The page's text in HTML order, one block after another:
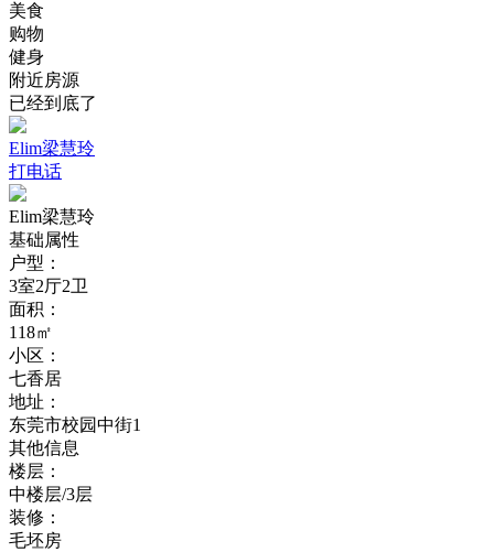
美食
购物
健身
附近房源
已经到底了
Elim梁慧玲
打电话
Elim梁慧玲
基础属性
户型：
3室2厅2卫
面积：
118㎡
小区：
七香居
地址：
东莞市校园中街1
其他信息
楼层：
中楼层/3层
装修：
毛坯房